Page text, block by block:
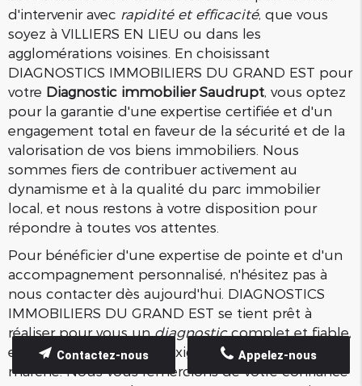
d'intervenir avec rapidité et efficacité, que vous
soyez à VILLIERS EN LIEU ou dans les
agglomérations voisines. En choisissant
DIAGNOSTICS IMMOBILIERS DU GRAND EST pour
votre Diagnostic immobilier Saudrupt, vous optez
pour la garantie d'une expertise certifiée et d'un
engagement total en faveur de la sécurité et de la
valorisation de vos biens immobiliers. Nous
sommes fiers de contribuer activement au
dynamisme et à la qualité du parc immobilier
local, et nous restons à votre disposition pour
répondre à toutes vos attentes.
Pour bénéficier d'une expertise de pointe et d'un
accompagnement personnalisé, n'hésitez pas à
nous contacter dès aujourd'hui. DIAGNOSTICS
IMMOBILIERS DU GRAND EST se tient prêt à
réaliser pour vous undiagnosticcomplet et fiable,
en adéquation avec les exigences actuelles du
marché. Nous vous remercions de votre confiance
Appelez-nous
Contactez-nous